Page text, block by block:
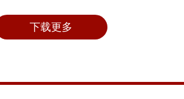
下载更多